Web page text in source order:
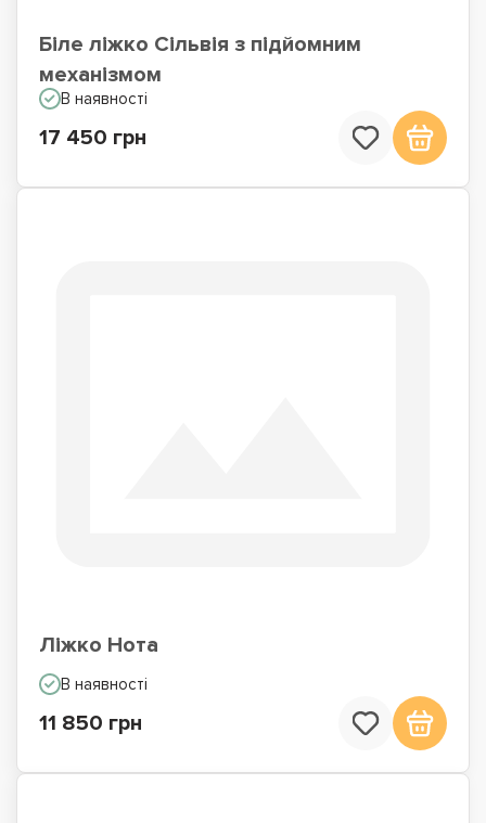
Біле ліжко Сільвія з підйомним
механізмом
В наявності
17 450 грн
Ліжко Нота
В наявності
11 850 грн